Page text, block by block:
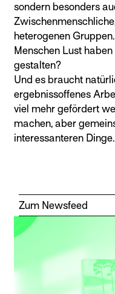
sondern besonders
heterogenen
Menschen Lust
gestalten?
Und es braucht
ergebnissoffenes
viel mehr gefördert
machen, aber
interessanteren Dinge.
Zum Newsfeed